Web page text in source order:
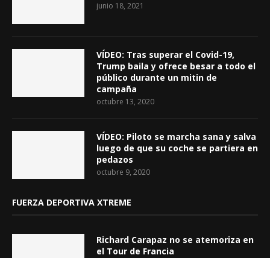
junio 18, 2021
VÍDEO: Tras superar el Covid-19,
Trump baila y ofrece besar a todo el
público durante un mitin de
campaña
octubre 13, 2020
VÍDEO: Piloto se marcha sana y salva
luego de que su coche se partiera en
pedazos
octubre 9, 2020
FUERZA DEPORTIVA XTREME
Richard Carapaz no se atemoriza en
el Tour de Francia